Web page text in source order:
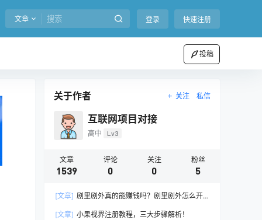
文章 登录 快速注册
投稿
关于作者 关注 私信
互联网项目对接
高中 Lv3
文章
1539
评论
0
关注
0
粉丝
5
[文章] 剧里剧外真的能赚钱吗？剧里剧外怎么开
[文章] 小果视界注册教程，三大步骤解析！